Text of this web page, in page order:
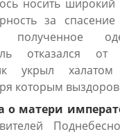
носить
за
полученное
отказался от
укрыл
которым
о матери